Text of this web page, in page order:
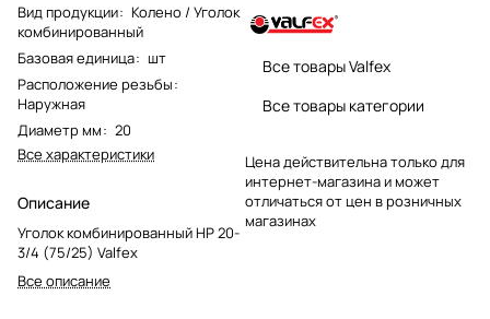
Вид продукции: Колено / Уголок
комбинированный
Базовая единица: шт
Расположение резьбы:
Наружная
Диаметр мм: 20
Все характеристики
Описание
Уголок комбинированный НР 20-
3/4 (75/25) Valfex
Все описание
Все товары Valfex
Все товары категории
Цена действительна только для
интернет-магазина и может
отличаться от цен в розничных
магазинах